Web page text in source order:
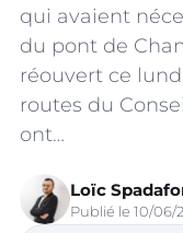
qui avaient
du pont de
réouvert ce
routes du
ont…
Loïc
Publié le 10/06/